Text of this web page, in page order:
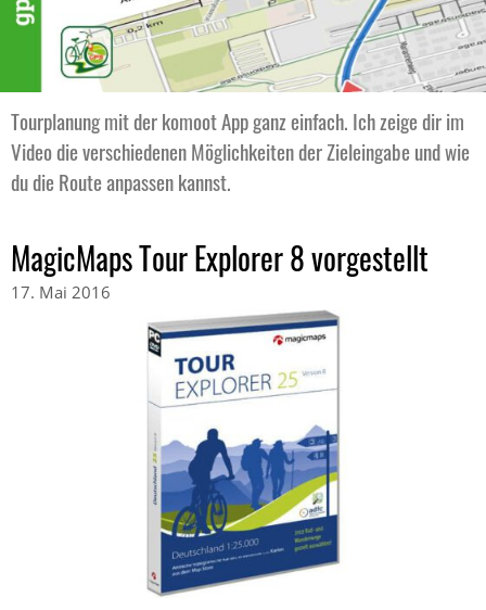
Tourplanung mit der komoot App ganz einfach. Ich zeige dir im
Video die verschiedenen Möglichkeiten der Zieleingabe und wie
du die Route anpassen kannst.
MagicMaps Tour Explorer 8 vorgestellt
17. Mai 2016